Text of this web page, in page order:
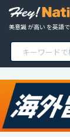
美意識 が高い を英語